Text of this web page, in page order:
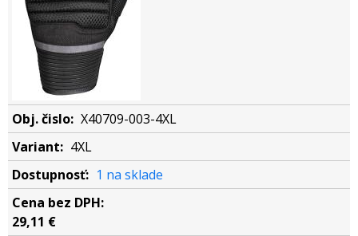
X40709-003-4XL
4XL
1 na sklade
29,11 €